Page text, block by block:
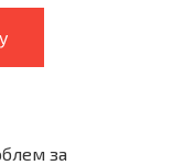
за